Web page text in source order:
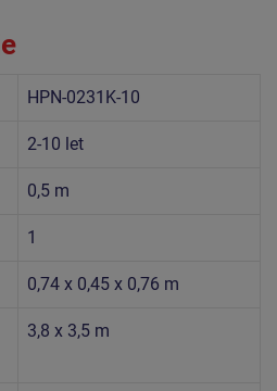
HPN-0231K-10
2-10 let
0,5 m
1
0,74 x 0,45 x 0,76 m
3,8 x 3,5 m